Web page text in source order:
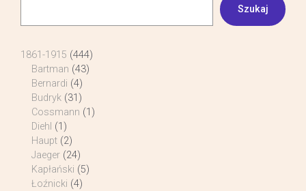
Szukaj
1861-1915 (444)
Bartman (43)
Bernardi (4)
Budryk (31)
Cossmann (1)
Diehl (1)
Haupt (2)
Jaeger (24)
Kapłański (5)
Łoźnicki (4)